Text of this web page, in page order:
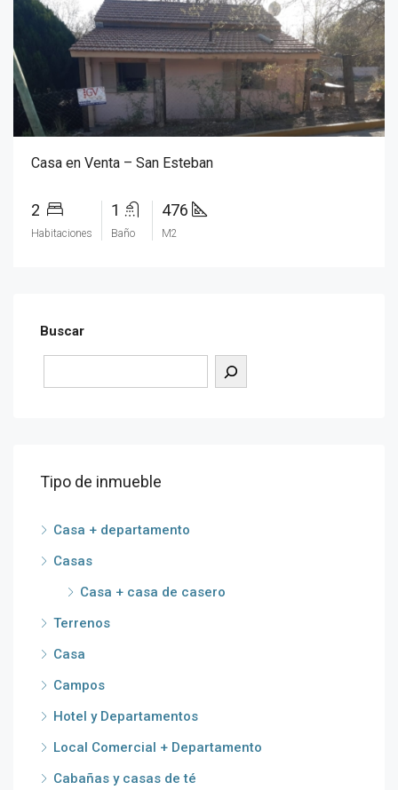
Casa en Venta – San Esteban
2
Habitaciones
1
Baño
476
M2
Buscar
Tipo de inmueble
Casa + departamento
Casas
Casa + casa de casero
Terrenos
Casa
Campos
Hotel y Departamentos
Local Comercial + Departamento
Cabañas y casas de té